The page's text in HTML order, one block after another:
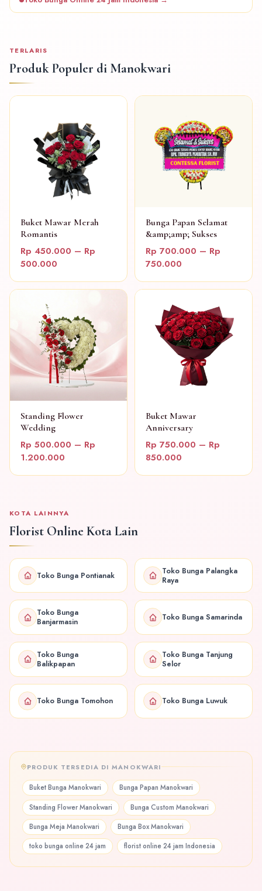
TERLARIS
Produk Populer di Manokwari
Buket Mawar Merah
Romantis
Rp 450.000 – Rp
500.000
Bunga Papan Selamat
&amp;amp; Sukses
Rp 700.000 – Rp
750.000
Standing Flower
Wedding
Rp 500.000 – Rp
1.200.000
Buket Mawar
Anniversary
Rp 750.000 – Rp
850.000
KOTA LAINNYA
Florist Online Kota Lain
Toko Bunga Pontianak
Toko Bunga Palangka
Raya
Toko Bunga
Banjarmasin
Toko Bunga Samarinda
Toko Bunga
Balikpapan
Toko Bunga Tanjung
Selor
Toko Bunga Tomohon Toko Bunga Luwuk
PRODUK TERSEDIA DI MANOKWARI
Buket Bunga Manokwari Bunga Papan Manokwari
Standing Flower Manokwari Bunga Custom Manokwari
Bunga Meja Manokwari Bunga Box Manokwari
toko bunga online 24 jam florist online 24 jam Indonesia